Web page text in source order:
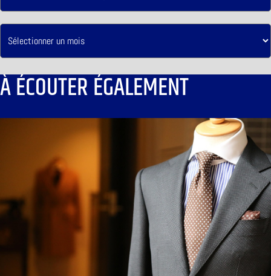
À ÉCOUTER ÉGALEMENT